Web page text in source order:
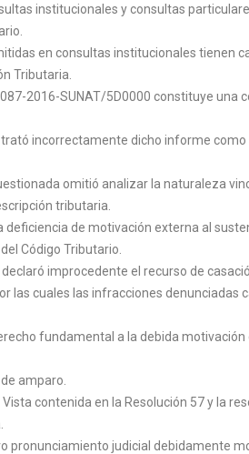
institucionales y consultas
en consultas institucionales tienen
Tributaria.
2016-SUNAT/5D0000 constituye una
trató incorrectamente dicho informe
omitió analizar la naturaleza
tributaria.
deficiencia de motivación externa al
Código Tributario.
improcedente el recurso de
las cuales las infracciones denunciadas
fundamental a la debida motivación
amparo.
contenida en la Resolución 57 y la
pronunciamiento judicial debidamente